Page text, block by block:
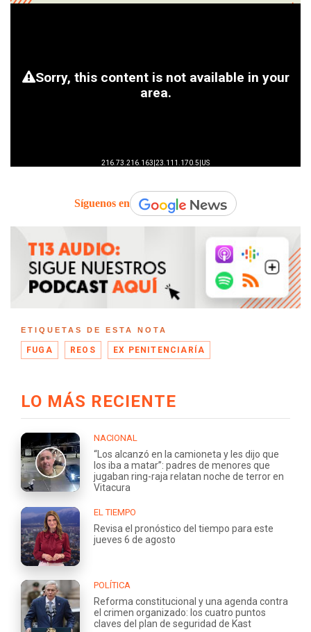
Síguenos en
ETIQUETAS DE ESTA NOTA
FUGA REOS EX PENITENCIARÍA
LO MÁS RECIENTE
NACIONAL
“Los alcanzó en la camioneta y les dijo que
los iba a matar”: padres de menores que
jugaban ring-raja relatan noche de terror en
Vitacura
EL TIEMPO
Revisa el pronóstico del tiempo para este
jueves 6 de agosto
POLÍTICA
Reforma constitucional y una agenda contra
el crimen organizado: los cuatro puntos
claves del plan de seguridad de Kast